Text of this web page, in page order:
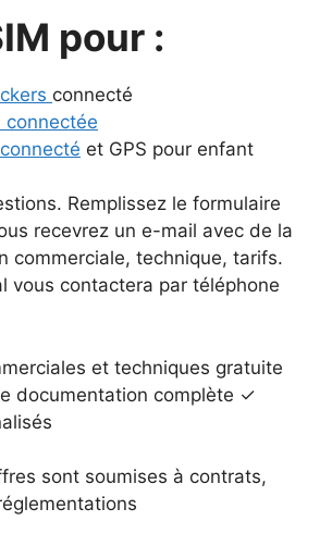
pour :
connecté
connectée
et GPS pour enfant
Remplissez le formulaire
recevrez un e-mail avec de la
commerciale, technique, tarifs.
vous contactera par téléphone
et techniques gratuite
documentation complète ✓
sont soumises à contrats,